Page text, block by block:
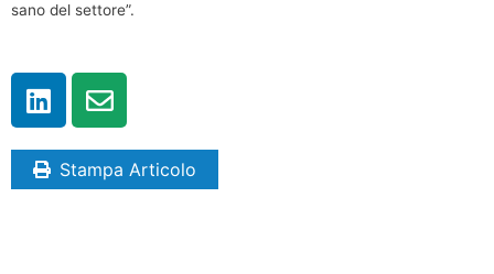
sano del settore”.
Stampa Articolo